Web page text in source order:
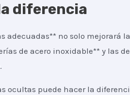
diferencia
adecuadas** no solo mejorará la
de acero inoxidable** y las de
ocultas puede hacer la